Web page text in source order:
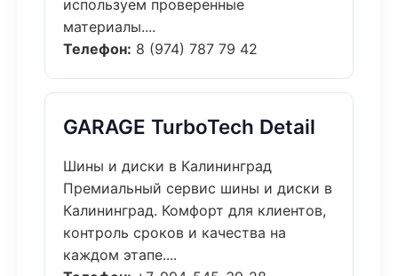
используем проверенные
материалы....
Телефон: 8 (974) 787 79 42
GARAGE TurboTech Detail
Шины и диски в Калининград
Премиальный сервис шины и диски в
Калининград. Комфорт для клиентов,
контроль сроков и качества на
каждом этапе....